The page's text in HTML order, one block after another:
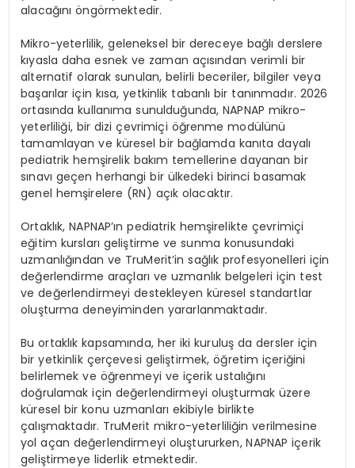
alacağını öngörmektedir.
Mikro-yeterlilik, geleneksel bir dereceye bağlıderslere
kıyasla daha esnek ve zaman açısından verimli bir
alternatif olarak sunulan, belirli beceriler, bilgiler veya
başarılar için kısa, yetkinlik tabanlıbir tanınmadır. 2026
ortasında kullanıma sunulduğunda, NAPNAP mikro-
yeterliliği, bir diziçevrimiçi öğrenme modülünü
tamamlayan ve küresel bir bağlamda kanıta dayalı
pediatrik hemşirelik bakım temellerine dayanan bir
sınavı geçen herhangi bir ülkedeki birinci basamak
genel hemşirelere (RN) açık olacaktır.
Ortaklık, NAPNAP’ın pediatrik hemşirelikteçevrimiçi
eğitim kursları geliştirme ve sunma konusundaki
uzmanlığından ve TruMerit’in sağlık profesyonelleri için
değerlendirme araçları ve uzmanlık belgeleri için test
ve değerlendirmeyi destekleyen küresel standartlar
oluşturma deneyiminden yararlanmaktadır.
Bu ortaklık kapsamında, her iki kuruluşda dersler için
bir yetkinlik çerçevesi geliştirmek,öğretim içeriğini
belirlemek ve öğrenmeyi ve içerik ustalığını
doğrulamak için değerlendirmeyi oluşturmaküzere
küresel bir konu uzmanları ekibiyle birlikte
çalışmaktadır. TruMerit mikro-yeterliliğin verilmesine
yol açan değerlendirmeyi oluştururken, NAPNAP içerik
geliştirmeye liderlik etmektedir.